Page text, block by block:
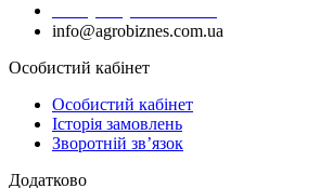
info@agrobiznes.com.ua
Особистий кабінет
Особистий кабінет
Історія замовлень
Зворотній зв’язок
Додатково